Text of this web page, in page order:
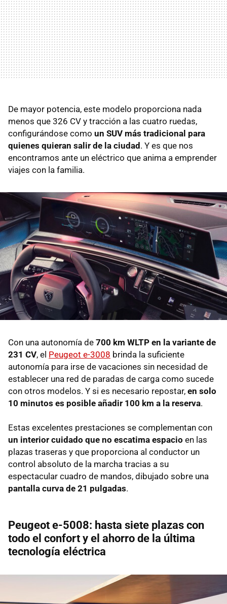
De mayor potencia, este modelo proporciona nada
menos que 326 CV y tracción a las cuatro ruedas,
configurándose como un SUV más tradicional para
quienes quieran salir de la ciudad . Y es que nos
encontramos ante un eléctrico que anima a emprender
viajes con la familia.
Con una autonomía de 700 km WLTP en la variante de
231 CV, el Peugeot e-3008 brinda la suficiente
autonomía para irse de vacaciones sin necesidad de
establecer una red de paradas de carga como sucede
con otros modelos. Y si es necesario repostar, en solo
10 minutos es posible añadir 100 km a la reserva.
Estas excelentes prestaciones se complementan con
un interior cuidado que no escatima espacio en las
plazas traseras y que proporciona al conductor un
control absoluto de la marcha tracias a su
espectacular cuadro de mandos, dibujado sobre una
pantalla curva de 21 pulgadas.
Peugeot e-5008: hasta siete plazas con
todo el confort y el ahorro de la última
tecnología eléctrica